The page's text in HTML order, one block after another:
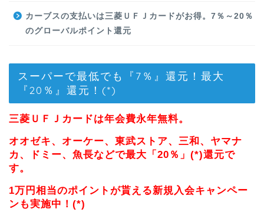
カーブスの支払いは三菱ＵＦＪカードがお得。7％～20％
のグローバルポイント還元
スーパーで最低でも『7％』還元！最大
『20％』還元！(*)
三菱ＵＦＪカードは年会費永年無料。
オオゼキ、オーケー、東武ストア、三和、ヤマナ
カ、ドミー、魚長などで最大「20％」(*)還元で
す。
1万円相当のポイントが貰える新規入会キャンペー
ンも実施中！(*)